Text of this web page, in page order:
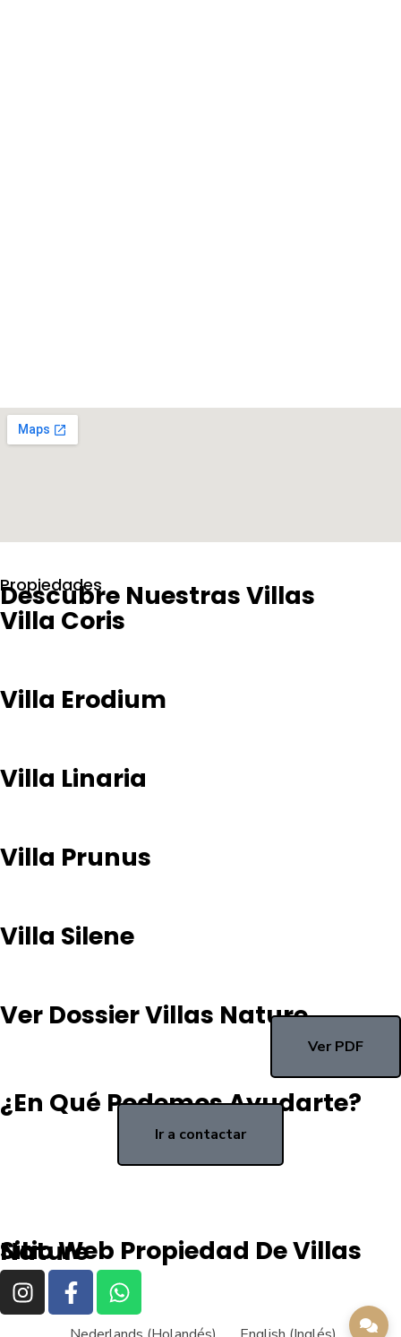
Propiedades
Descubre Nuestras Villas
Villa Coris
Villa Erodium
Villa Linaria
Villa Prunus
Villa Silene
Ver Dossier Villas Nature
Ver PDF
¿En Qué Podemos Ayudarte?
Ir a contactar
Sitio Web Propiedad De Villas Nature